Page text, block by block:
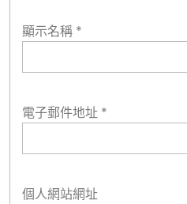
顯示名稱 *
電子郵件地址 *
個人網站網址